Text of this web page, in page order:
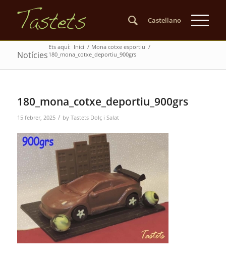
Castellano
Notícies
Ets aquí: Inici / Mona cotxe esportiu /
180_mona_cotxe_deportiu_900grs
180_mona_cotxe_deportiu_900grs
15 febrer, 2025 / by Tastets Dolç i Salat